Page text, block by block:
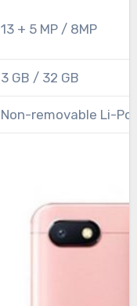
13 + 5 MP / 8MP
3 GB / 32 GB
Non-removable Li-Po